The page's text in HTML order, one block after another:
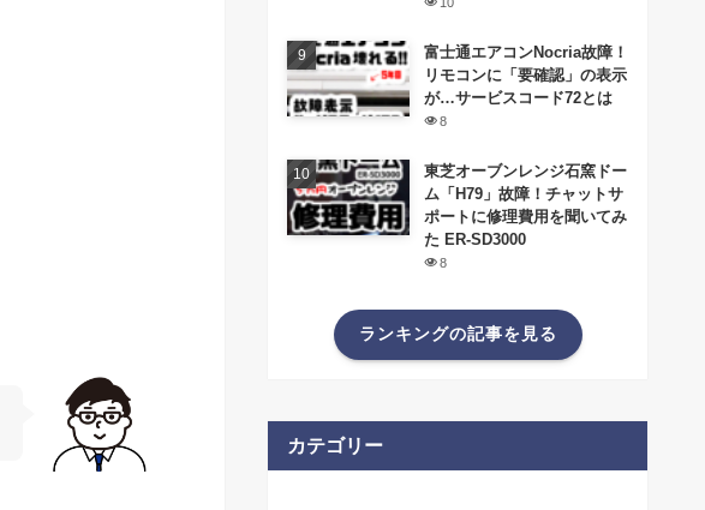
富士通エアコンNocria故障！
リモコンに「要確認」の表示
が…サービスコード72とは
8
東芝オーブンレンジ石窯ドー
ム「H79」故障！チャットサ
ポートに修理費用を聞いてみ
た ER-SD3000
8
ランキングの記事を見る
カテゴリー